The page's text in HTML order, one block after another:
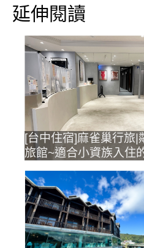
延伸閱讀
[台中住宿]麻雀巢行旅
旅館~適合小資族入住